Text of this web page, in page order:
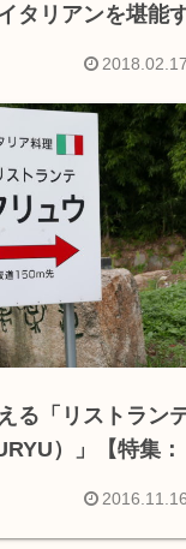
タリアンを堪能
る「リストラン
）」【特集：